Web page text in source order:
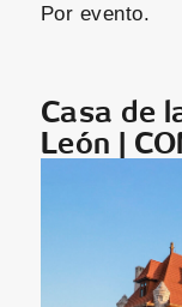
Por evento.
Casa de
León |